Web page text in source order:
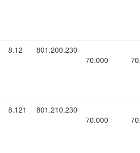
8.12
801.200.230
70.000
8.121
801.210.230
70.000